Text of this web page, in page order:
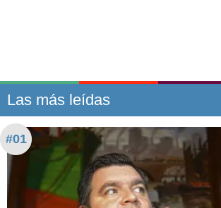
Las más leídas
#01